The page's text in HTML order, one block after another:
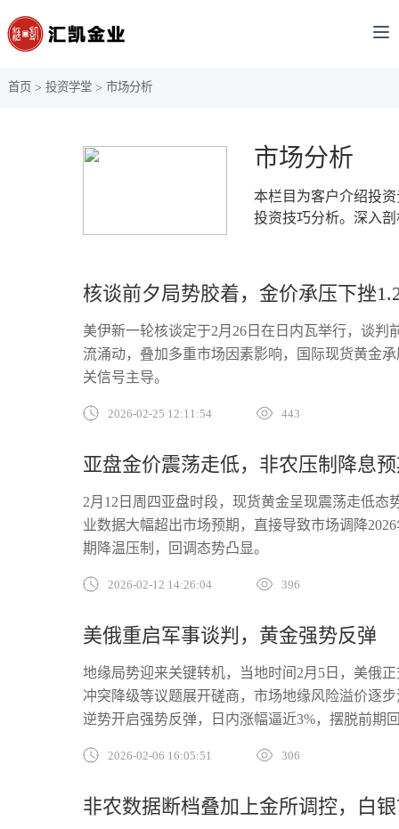
首页 > 投资学堂> 市场分析
市场分析
本栏目为客户介绍投
投资技巧分析。深入
核谈前夕局势胶着，金价承压下挫
美伊新一轮核谈定于2月26日在日内瓦举行，谈
流涌动，叠加多重市场因素影响，国际现货黄金
关信号主导。
2026-02-25 12:11:54 443
亚盘金价震荡走低，非农压制降息
2月12日周四亚盘时段，现货黄金呈现震荡走低态
业数据大幅超出市场预期，直接导致市场调降
期降温压制，回调态势凸显。
2026-02-12 14:26:04 396
美俄重启军事谈判，黄金强势反弹
地缘局势迎来关键转机，当地时间2月5日，美俄
冲突降级等议题展开磋商，市场地缘风险溢价逐
逆势开启强势反弹，日内涨幅逼近3%，摆脱前期
2026-02-06 16:05:51 306
非农数据断档叠加上金所调控，白